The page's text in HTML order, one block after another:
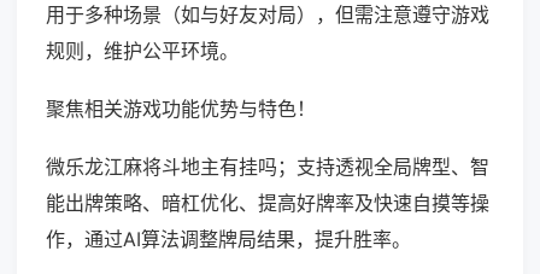
用于多种场景（如与好友对局），但需注意遵守游戏
规则，维护公平环境。
聚焦相关游戏功能优势与特色！
微乐龙江麻将斗地主有挂吗；支持透视全局牌型、智
能出牌策略、暗杠优化、提高好牌率及快速自摸等操
作，通过AI算法调整牌局结果，提升胜率。